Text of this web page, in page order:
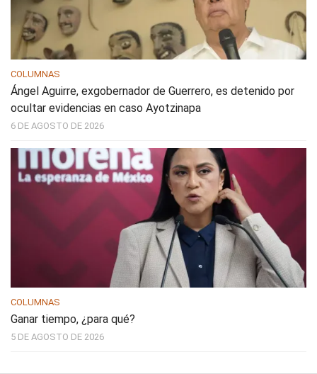
COLUMNAS
Ángel Aguirre, exgobernador de Guerrero, es detenido por
ocultar evidencias en caso Ayotzinapa
6 DE AGOSTO DE 2026
COLUMNAS
Ganar tiempo, ¿para qué?
5 DE AGOSTO DE 2026